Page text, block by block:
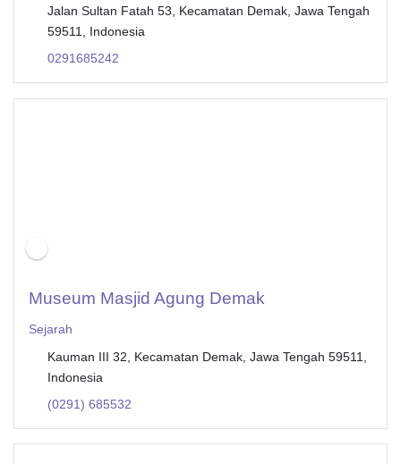
Jalan Sultan Fatah 53, Kecamatan Demak, Jawa Tengah
59511, Indonesia
0291685242
Museum Masjid Agung Demak
Sejarah
Kauman III 32, Kecamatan Demak, Jawa Tengah 59511,
Indonesia
(0291) 685532